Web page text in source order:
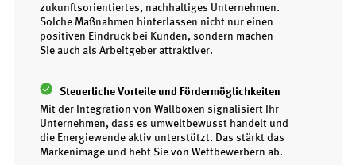
zukunftsorientiertes, nachhaltiges Unternehmen.
Solche Maßnahmen hinterlassen nicht nur einen
positiven Eindruck bei Kunden, sondern machen
Sie auch als Arbeitgeber attraktiver.
Steuerliche Vorteile und Fördermöglichkeiten
Mit der Integration von Wallboxen signalisiert Ihr
Unternehmen, dass es umweltbewusst handelt und
die Energiewende aktiv unterstützt. Das stärkt das
Markenimage und hebt Sie von Wettbewerbern ab.